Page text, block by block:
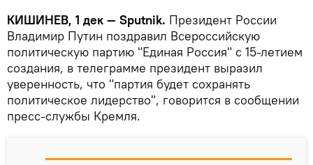
КИШИНЕВ, 1 дек — Sputnik. Президент России
Владимир Путин поздравил Всероссийскую
политическую партию "Единая Россия" с 15-летием
создания, в телеграмме президент выразил
уверенность, что "партия будет сохранять
политическое лидерство", говорится в сообщении
пресс-службы Кремля.